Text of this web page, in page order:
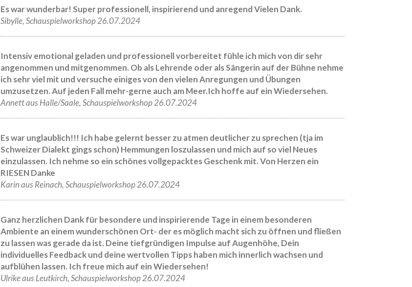
Es war wunderbar! Super professionell, inspirierend und anregend Vielen Dank.
Sibylle, Schauspielworkshop 26.07.2024
Intensiv emotional geladen und professionell vorbereitet fühle ich mich von dir sehr
angenommen und mitgenommen. Ob als Lehrende oder als Sängerin auf der Bühne nehme
ich sehr viel mit und versuche einiges von den vielen Anregungen und Übungen
umzusetzen. Auf jeden Fall mehr-gerne auch am Meer.Ich hoffe auf ein Wiedersehen.
Annett aus Halle/Saale, Schauspielworkshop 26.07.2024
Es war unglaublich!!! Ich habe gelernt besser zu atmen deutlicher zu sprechen (tja im
Schweizer Dialekt gings schon) Hemmungen loszulassen und mich auf so viel Neues
einzulassen. Ich nehme so ein schönes vollgepacktes Geschenk mit. Von Herzen ein
RIESEN Danke
Karin aus Reinach, Schauspielworkshop 26.07.2024
Ganz herzlichen Dank für besondere und inspirierende Tage in einem besonderen
Ambiente an einem wunderschönen Ort- der es möglich macht sich zu öffnen und fließen
zu lassen was gerade da ist. Deine tiefgründigen Impulse auf Augenhöhe, Dein
individuelles Feedback und deine wertvollen Tipps haben mich innerlich wachsen und
aufblühen lassen. Ich freue mich auf ein Wiedersehen!
Ulrike aus Leutkirch, Schauspielworkshop 26.07.2024